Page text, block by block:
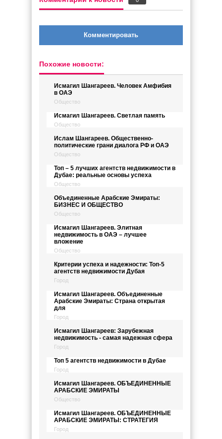
Комментировать
Похожие новости:
Исмагил Шангареев. Человек Амфибия
в ОАЭ
Общество
Исмагил Шангареев. Светлая память
Общество
Ислам Шангареев. Общественно-
политические грани диалога РФ и ОАЭ
Общество
Топ – 5 лучших агентств недвижимости в
Дубае: реальные основы успеха
Общество
Объединенные Арабские Эмираты:
БИЗНЕС И ОБЩЕСТВО
Общество
Исмагил Шангареев. Элитная
недвижимость в ОАЭ – лучшее
вложение
Общество
Критерии успеха и надежности: Топ-5
агентств недвижимости Дубая
Город
Исмагил Шангареев. Объединенные
Арабские Эмираты: Страна открытая
для
Город
Исмагил Шангареев: Зарубежная
недвижимость - самая надежная сфера
Город
Топ 5 агентств недвижимости в Дубае
Город
Исмагил Шангареев. ОБЪЕДИНЕННЫЕ
АРАБСКИЕ ЭМИРАТЫ
Общество
Исмагил Шангареев. ОБЪЕДИНЕННЫЕ
АРАБСКИЕ ЭМИРАТЫ: СТРАТЕГИЯ
Город